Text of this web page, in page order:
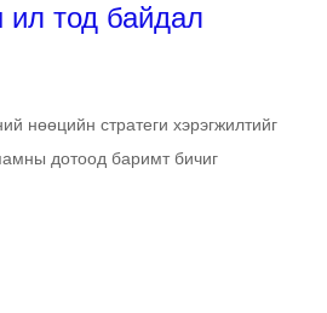
ил тод байдал
нөөцийн стратеги хэрэгжилтийг
дотоод баримт бичиг